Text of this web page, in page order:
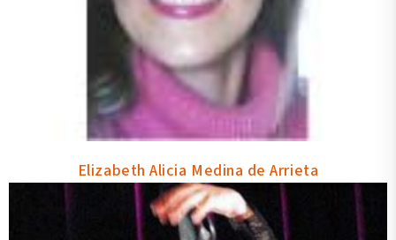
Elizabeth Alicia Medina de Arrieta